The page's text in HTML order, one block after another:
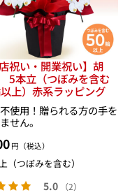
店祝い・開業祝い】胡
5本立（つぼみを含む
上）赤系ラッピング
使用！贈られる方の手を
せん。
円（税込）
（つぼみを含む）
5.0 （2）